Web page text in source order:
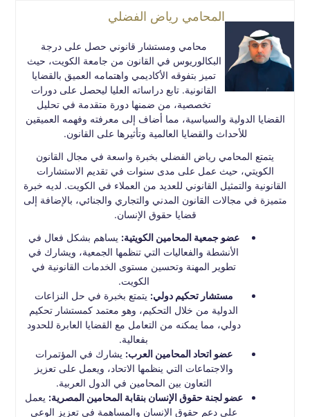
المحامي رياض الفضلي
محامي ومستشار قانوني حصل على درجة
البكالوريوس في القانون من جامعة الكويت، حيث
تميز بتفوقه الأكاديمي واهتمامه العميق بالقضايا
القانونية. تابع دراساته العليا ليحصل على دورات
تخصصية، من ضمنها دورة متقدمة في تحليل
القضايا الدولية والسياسية، مما أضاف إلى معرفته وفهمه العميقين
للأحداث والقضايا العالمية وتأثيرها على القانون.
يتمتع المحامي رياض الفضلي بخبرة واسعة في مجال القانون
الكويتي، حيث عمل على مدى سنوات في تقديم الاستشارات
القانونية والتمثيل القانوني للعديد من العملاء في الكويت. لديه خبرة
متميزة في مجالات القانون المدني والتجاري والجنائي، بالإضافة إلى
قضايا حقوق الإنسان.
عضو جمعية المحامين الكويتية: يساهم بشكل فعال في
الأنشطة والفعاليات التي تنظمها الجمعية، ويشارك في
تطوير المهنة وتحسين مستوى الخدمات القانونية في
الكويت.
مستشار تحكيم دولي: يتمتع بخبرة في حل النزاعات
الدولية من خلال التحكيم، وهو معتمد كمستشار تحكيم
دولي، مما يمكنه من التعامل مع القضايا العابرة للحدود
بفعالية.
عضو اتحاد المحامين العرب: يشارك في المؤتمرات
والاجتماعات التي ينظمها الاتحاد، ويعمل على تعزيز
التعاون بين المحامين في الدول العربية.
عضو لجنة حقوق الإنسان بنقابة المحامين المصرية: يعمل
على دعم حقوق الإنسان والمساهمة في تعزيز الوعي